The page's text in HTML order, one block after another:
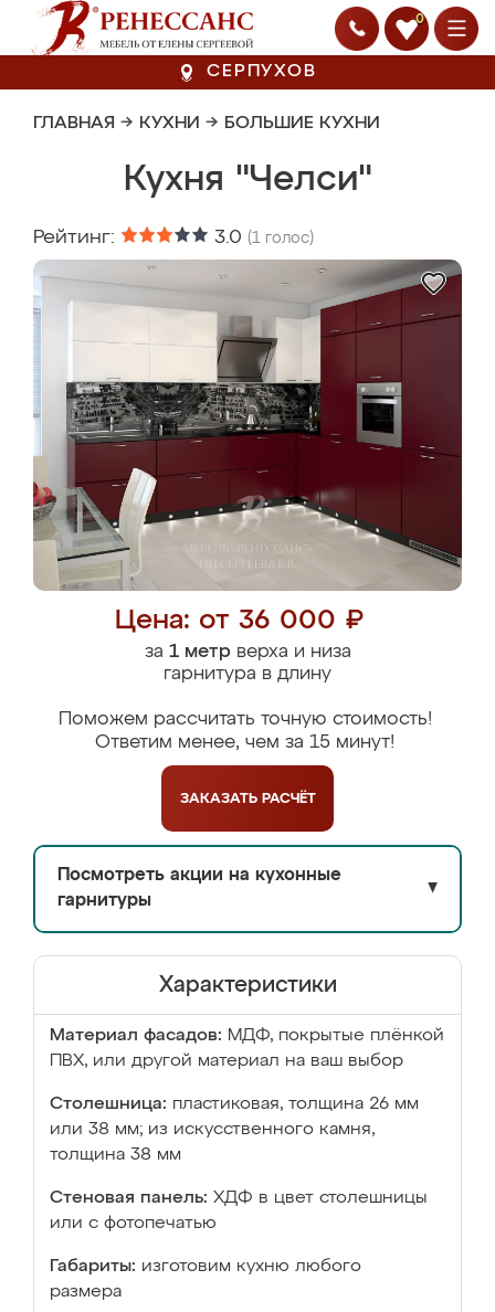
0
СЕРПУХОВ
ГЛАВНАЯ → КУХНИ → БОЛЬШИЕ КУХНИ
Кухня "Челси"
Рейтинг: 3.0 (1 голос)
Цена: от 36 000 ₽
за 1 метрверха и низа
гарнитура в длину
Поможем рассчитать точную стоимость!
Ответим менее, чем за 15 минут!
ЗАКАЗАТЬ РАСЧЁТ
Посмотреть акции на кухонные
гарнитуры
▼
Характеристики
Материал фасадов: МДФ, покрытые плёнкой
ПВХ, или другой материал на ваш выбор
Столешница: пластиковая, толщина 26 мм
или 38 мм; из искусственного камня,
толщина 38 мм
Стеновая панель: ХДФ в цвет столешницы
или с фотопечатью
Габариты: изготовим кухню любого
размера